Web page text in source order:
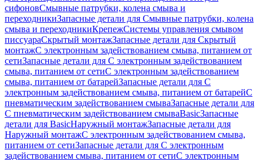
сифоновСмывные патрубки, колена смыва и
переходникиЗапасные детали для Смывные патрубки, колена
смыва и переходникиКрепежСистемы управления смывом
писсуараСкрытый монтажЗапасные детали для Скрытый
монтажС электронным задействованием смыва, питанием от
сетиЗапасные детали для С электронным задействованием
смыва, питанием от сетиС электронным задействованием
смыва, питанием от батарейЗапасные детали для С
электронным задействованием смыва, питанием от батарейС
пневматическим задействованием смываЗапасные детали для
С пневматическим задействованием смываBasicЗапасные
детали для BasicНаружный монтажЗапасные детали для
Наружный монтажС электронным задействованием смыва,
питанием от сетиЗапасные детали для С электронным
задействованием смыва, питанием от сетиС электронным